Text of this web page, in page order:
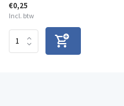
€0,25
Incl. btw